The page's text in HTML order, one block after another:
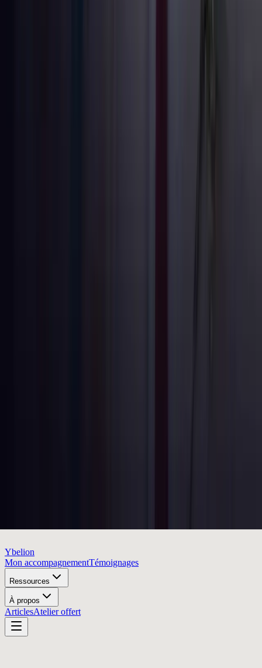
Ybelion
Mon accompagnementTémoignages
Ressources
À propos
ArticlesAtelier offert